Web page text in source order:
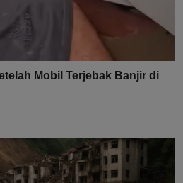
Mobil Terjebak Banjir di